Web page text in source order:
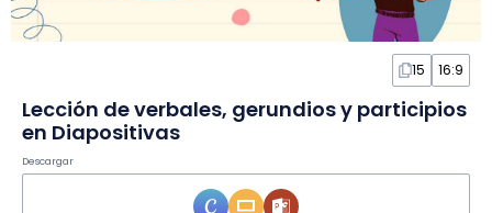
15 16:9
Lección de verbales, gerundios y participios
en Diapositivas
Descargar